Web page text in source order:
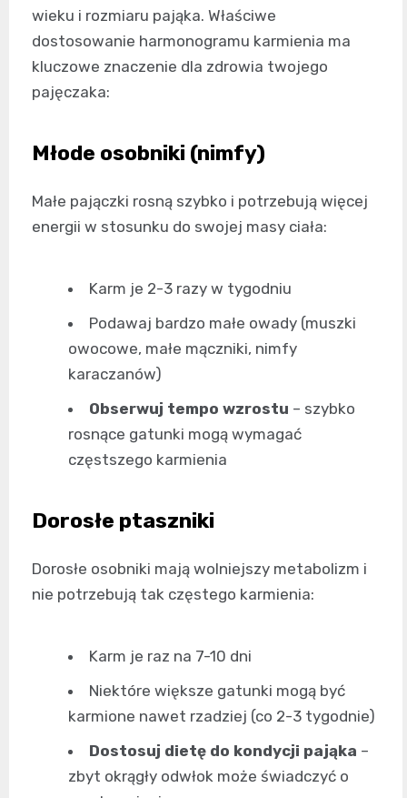
wieku i rozmiaru pająka. Właściwe
dostosowanie harmonogramu karmienia ma
kluczowe znaczenie dla zdrowia twojego
pajęczaka:
Młode osobniki (nimfy)
Małe pajączki rosną szybko i potrzebują więcej
energii w stosunku do swojej masy ciała:
Karm je 2-3 razy w tygodniu
Podawaj bardzo małe owady (muszki
owocowe, małe mączniki, nimfy
karaczanów)
Obserwuj tempo wzrostu – szybko
rosnące gatunki mogą wymagać
częstszego karmienia
Dorosłe ptaszniki
Dorosłe osobniki mają wolniejszy metabolizm i
nie potrzebują tak częstego karmienia:
Karm je raz na 7-10 dni
Niektóre większe gatunki mogą być
karmione nawet rzadziej (co 2-3 tygodnie)
Dostosuj dietę do kondycji pająka –
zbyt okrągły odwłok może świadczyć o